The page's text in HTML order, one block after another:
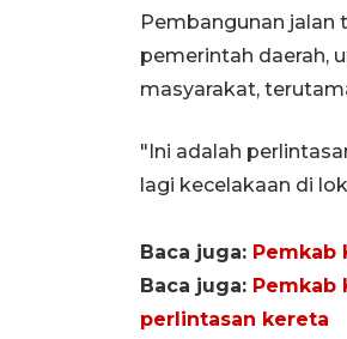
Pembangunan jalan
pemerintah daerah,
masyarakat,
"Ini adalah
lagi kecelakaan di
Baca juga: Pemkab
Baca juga: Pemkab
perlintasan kereta